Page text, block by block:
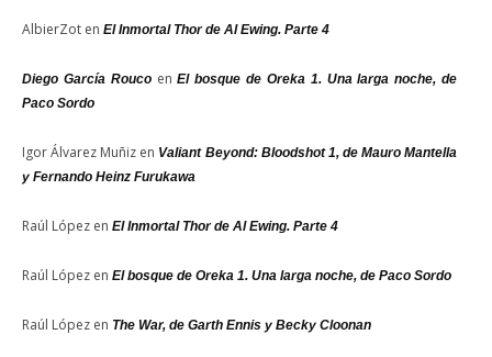
AlbierZot en El Inmortal Thor de Al Ewing. Parte 4
Diego García RoucoenEl bosque de Oreka 1. Una larga noche, de
Paco Sordo
Igor Álvarez Muñiz en Valiant Beyond: Bloodshot 1, de Mauro Mantella
y Fernando Heinz Furukawa
Raúl López en El Inmortal Thor de Al Ewing. Parte 4
Raúl López en El bosque de Oreka 1. Una larga noche, de Paco Sordo
Raúl López en The War, de Garth Ennis y Becky Cloonan